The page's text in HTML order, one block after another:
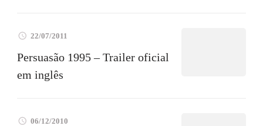
22/07/2011
Persuasão 1995 – Trailer oficial
em inglês
06/12/2010